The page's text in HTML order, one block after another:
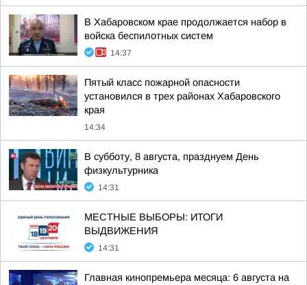
В Хабаровском крае продолжается набор в
войска беспилотных систем
14:37
Пятый класс пожарной опасности
установился в трех районах Хабаровского
края
14:34
В субботу, 8 августа, празднуем День
физкультурника
14:31
МЕСТНЫЕ ВЫБОРЫ: ИТОГИ
ВЫДВИЖЕНИЯ
14:31
Главная кинопремьера месяца: 6 августа на